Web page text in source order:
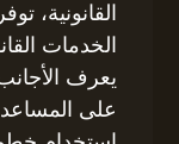
القانونية،
الخدمات
يعرف
على